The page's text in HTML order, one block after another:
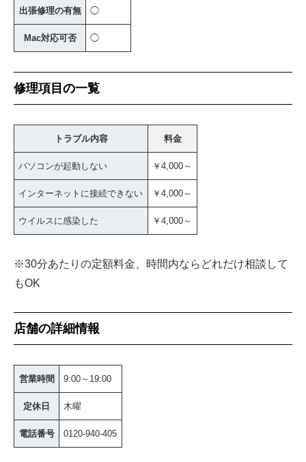
出張修理の有無 ◯
Mac対応可否 ◯
修理項目の一覧
トラブル内容 料金
パソコンが起動しない ￥4,000～
インターネットに接続できない ￥4,000～
ウイルスに感染した ￥4,000～
※30分あたりの定額料金、時間内ならどれだけ相談して
もOK
店舗の詳細情報
営業時間 9:00～19:00
定休日 木曜
電話番号 0120-940-405